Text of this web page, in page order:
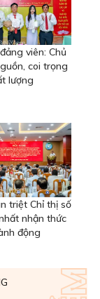
viên: Chủ
coi trọng
lượng
triệt Chỉ thị số
nhận thức
động